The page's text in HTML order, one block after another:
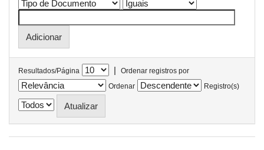
Resultados/Página |
Ordenar registros por
Ordenar
Registro(s)